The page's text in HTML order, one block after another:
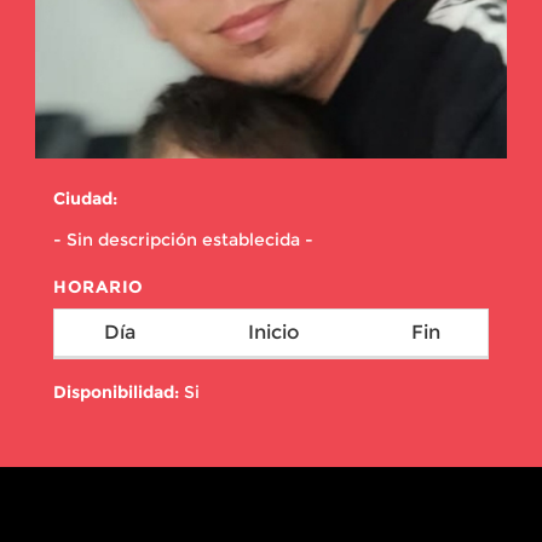
Ciudad:
- Sin descripción establecida -
HORARIO
Día Inicio Fin
Disponibilidad: Si